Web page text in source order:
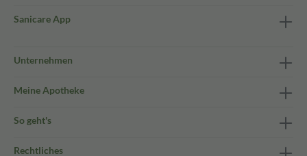
Sanicare App
Unternehmen
Meine Apotheke
So geht's
Rechtliches